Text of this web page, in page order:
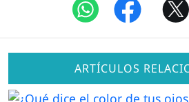
ARTÍCULOS